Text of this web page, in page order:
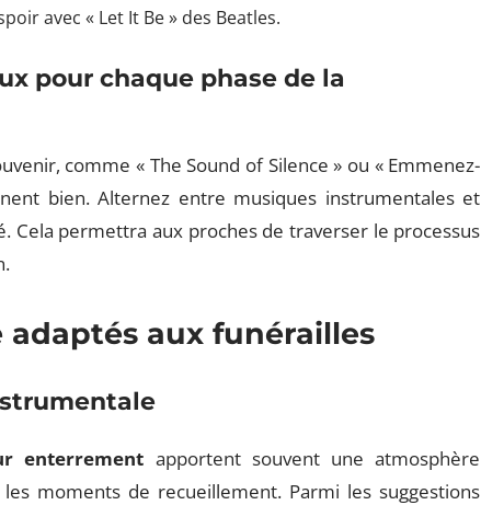
avec « Let It Be » des Beatles.
pour chaque phase de la
comme « The Sound of Silence » ou « Emmenez-
bien. Alternez entre musiques instrumentales et
Cela permettra aux proches de traverser le processus
adaptés aux funérailles
enterrement apportent souvent une atmosphère
moments de recueillement. Parmi les suggestions